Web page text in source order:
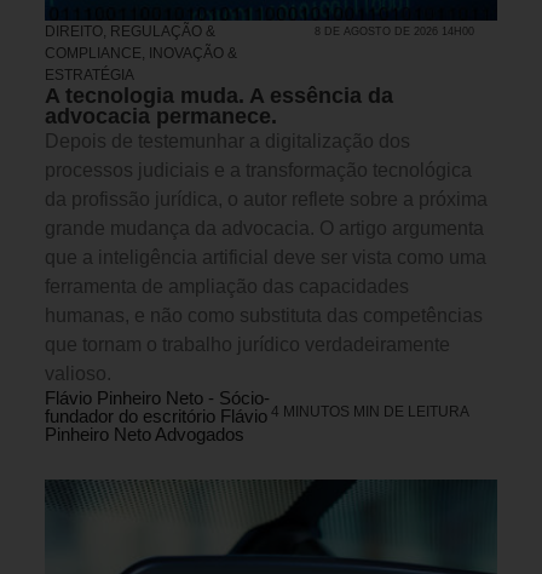
DIREITO, REGULAÇÃO &
COMPLIANCE,
INOVAÇÃO &
ESTRATÉGIA
8 DE AGOSTO DE 2026 14H00
A tecnologia muda. A essência da
advocacia permanece.
Depois de testemunhar a digitalização dos
processos judiciais e a transformação tecnológica
da profissão jurídica, o autor reflete sobre a próxima
grande mudança da advocacia. O artigo argumenta
que a inteligência artificial deve ser vista como uma
ferramenta de ampliação das capacidades
humanas, e não como substituta das competências
que tornam o trabalho jurídico verdadeiramente
valioso.
Flávio Pinheiro Neto - Sócio-
fundador do escritório Flávio
Pinheiro Neto Advogados
4 MINUTOS MIN DE LEITURA